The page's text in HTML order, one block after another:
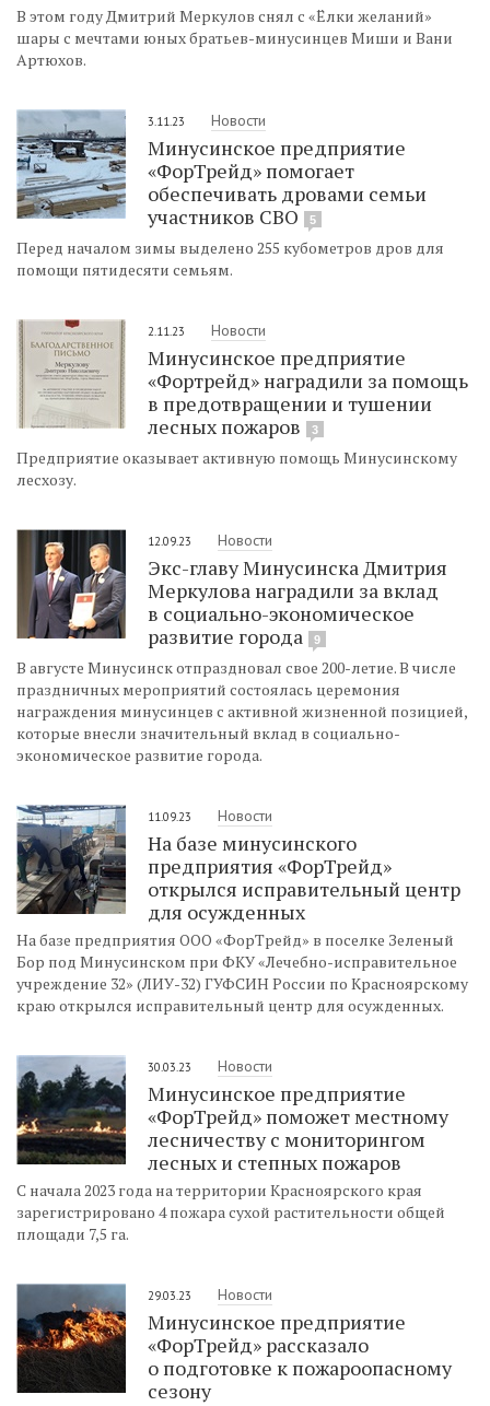
В этом году Дмитрий Меркулов снял с «Ёлки желаний»
шары с мечтами юных братьев-минусинцев Миши и Вани
Артюхов.
3.11.23 Новости
Минусинское предприятие
«ФорТрейд» помогает
обеспечивать дровами семьи
участников СВО
5
Перед началом зимы выделено 255 кубометров дров для
помощи пятидесяти семьям.
2.11.23 Новости
Минусинское предприятие
«Фортрейд» наградили за помощь
в предотвращении и тушении
лесных пожаров
3
Предприятие оказывает активную помощь Минусинскому
лесхозу.
12.09.23 Новости
Экс-главу Минусинска Дмитрия
Меркулова наградили за вклад
в социально-экономическое
развитие города
9
В августе Минусинск отпраздновал свое 200-летие. В числе
праздничных мероприятий состоялась церемония
награждения минусинцев с активной жизненной позицией,
которые внесли значительный вклад в социально-
экономическое развитие города.
11.09.23 Новости
На базе минусинского
предприятия «ФорТрейд»
открылся исправительный центр
для осужденных
На базе предприятия ООО «ФорТрейд» в поселке Зеленый
Бор под Минусинском при ФКУ «Лечебно-исправительное
учреждение 32» (ЛИУ-32) ГУФСИН России по Красноярскому
краю открылся исправительный центр для осужденных.
30.03.23 Новости
Минусинское предприятие
«ФорТрейд» поможет местному
лесничеству с мониторингом
лесных и степных пожаров
С начала 2023 года на территории Красноярского края
зарегистрировано 4 пожара сухой растительности общей
площади 7,5 га.
29.03.23 Новости
Минусинское предприятие
«ФорТрейд» рассказало
о подготовке к пожароопасному
сезону